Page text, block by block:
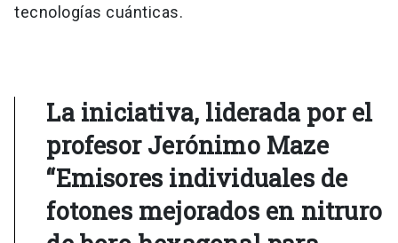
tecnologías cuánticas.
La iniciativa, liderada por el
profesor Jerónimo Maze
“Emisores individuales de
fotones mejorados en nitruro